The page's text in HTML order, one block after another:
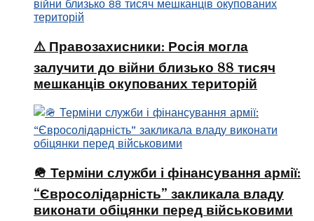
⚠️ Правозахисники: Росія могла
залучити до війни близько 88 тисяч
мешканців окупованих територій
🪖 Терміни служби і фінансування армії:
“Євросолідарність” закликала владу
виконати обіцянки перед військовими